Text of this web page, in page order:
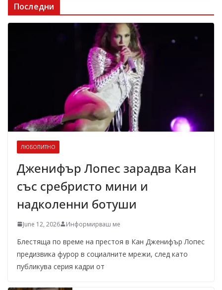
Последни
ЛЮБОПИТНО
Дженифър Лопес зарадва Кан
със сребристо мини и
надколенни ботуши
June 12, 2026 Информирваш ме
Блестяща по време на престоя в Кан Дженифър Лопес
предизвика фурор в социалните мрежи, след като
публикува серия кадри от